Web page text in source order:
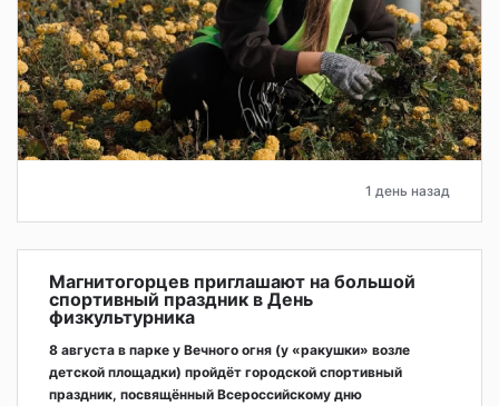
1 день назад
Магнитогорцев приглашают на большой
спортивный праздник в День
физкультурника
8 августа в парке у Вечного огня (у «ракушки» возле
детской площадки) пройдёт городской спортивный
праздник, посвящённый Всероссийскому дню